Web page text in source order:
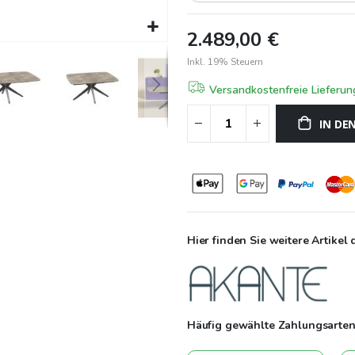
sondern ein Statement in
aus Funktionalität, Qualität und
Vielseitigkeit und Eleganz
Mittelpunkt, der Ihre Gäste
parktisch auch für viele Gäste,
2.489,00 €
Inkl. 19% Steuern
Versandkostenfreie
IN
Hier finden Sie weitere Artikel
Häufig gewählte